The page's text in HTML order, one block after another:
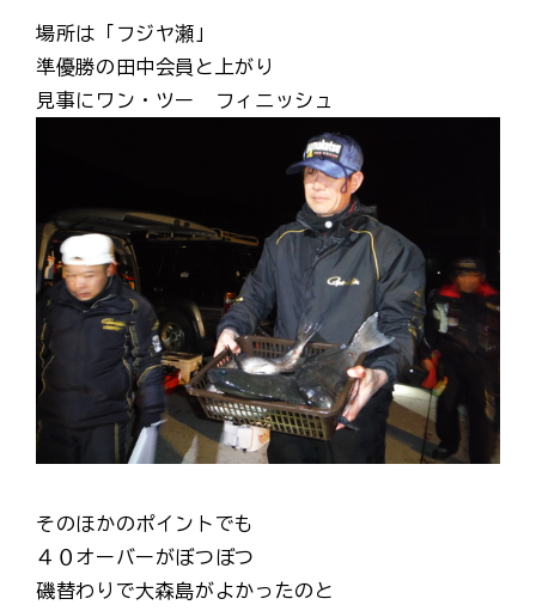
場所は「フジヤ瀬」
準優勝の田中会員と上がり
見事にワン・ツー フィニッシュ
そのほかのポイントでも
４０オーバーがぼつぼつ
磯替わりで大森島がよかったのと